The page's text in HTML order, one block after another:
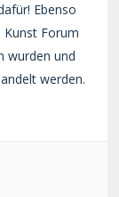
Ebenso
Forum
wurden und
werden.